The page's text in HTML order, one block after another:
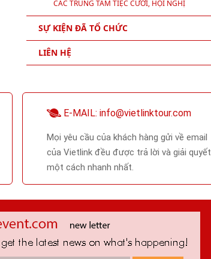
CÁC TRUNG TÂM TIỆC CƯỚI, HỘI NGHỊ
SỰ KIỆN ĐÃ TỔ CHỨC
LIÊN HỆ
E-MAIL: info@vietlinktour.com
Mọi yêu cầu của khách hàng gửi về email
của Vietlink đều được trả lời và giải quyết
một cách nhanh nhất.